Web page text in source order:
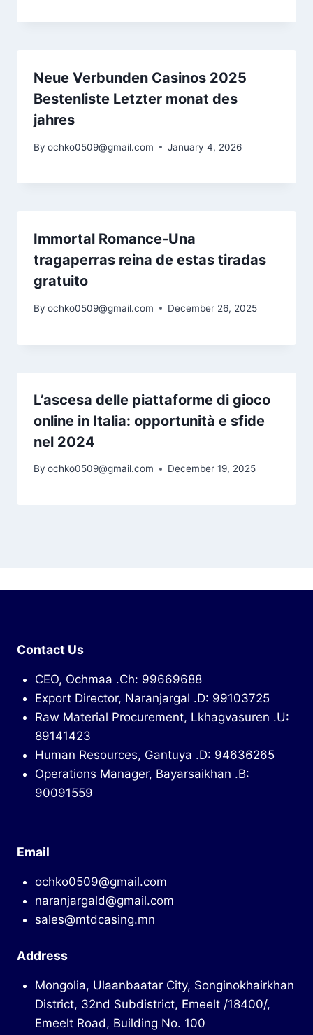
Neue Verbunden Casinos 2025
Bestenliste Letzter monat des
jahres
By ochko0509@gmail.com January 4, 2026
Immortal Romance-Una
tragaperras reina de estas tiradas
gratuito
By ochko0509@gmail.com December 26, 2025
L’ascesa delle piattaforme di gioco
online in Italia: opportunità e sfide
nel 2024
By ochko0509@gmail.com December 19, 2025
Contact Us
CEO, Ochmaa .Ch: 99669688
Export Director, Naranjargal .D: 99103725
Raw Material Procurement, Lkhagvasuren .U:
89141423
Human Resources, Gantuya .D: 94636265
Operations Manager, Bayarsaikhan .B:
90091559
Email
ochko0509@gmail.com
naranjargald@gmail.com
sales@mtdcasing.mn
Address
Mongolia, Ulaanbaatar City, Songinokhairkhan
District, 32nd Subdistrict, Emeelt /18400/,
Emeelt Road, Building No. 100